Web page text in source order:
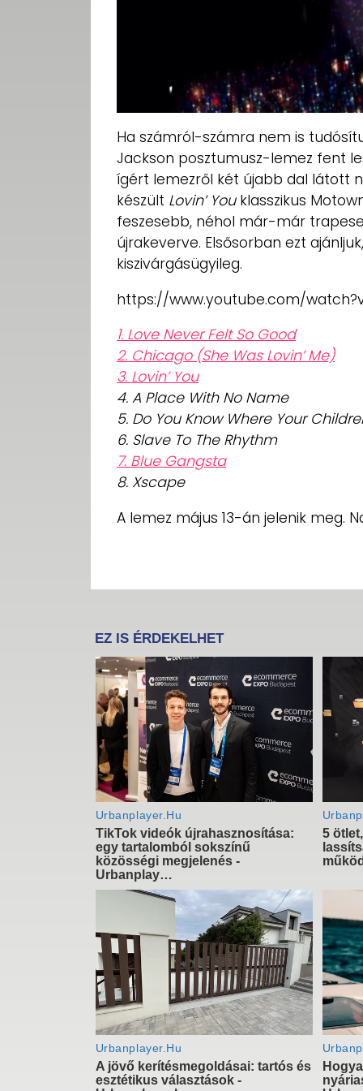
Ha számról-számra nem is
Jackson posztumusz-lemez fent
ígért lemezről két újabb dal látott
készült Lovin’ Youklasszikus
feszesebb, néhol már-már
újrakeverve. Elsősorban ezt
kiszivárgásügyileg.
https://www.youtube.com/
1. Love Never Felt So Good
2. Chicago (She Was Lovin’ Me)
3. Lovin’ You
4. A Place With No Name
5. Do You Know Where Your
6. Slave To The Rhythm
7. Blue Gangsta
8. Xscape
A lemez május 13-án jelenik meg.